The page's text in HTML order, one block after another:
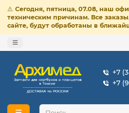
⚠️ Сегодня, пятница, 07.08, наш
техническим причинам. Все
сайте, будут обработаны в
+7
+7